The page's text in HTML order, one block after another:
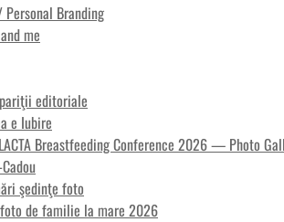
Branding
me
editoriale
e Iubire
Breastfeeding Conference 2026 — Photo
şedinţe foto
de familie la mare 2026